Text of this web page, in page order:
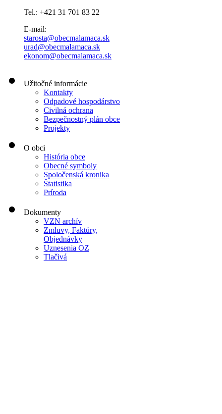
Tel.: +421 31 701 83 22
E-mail:
starosta@obecmalamaca.sk
urad@obecmalamaca.sk
ekonom@obecmalamaca.sk
Užitočné informácie
Kontakty
Odpadové hospodárstvo
Civilná ochrana
Bezpečnostný plán obce
Projekty
O obci
História obce
Obecné symboly
Spoločenská kronika
Štatistika
Príroda
Dokumenty
VZN archív
Zmluvy, Faktúry,
Objednávky
Uznesenia OZ
Tlačivá